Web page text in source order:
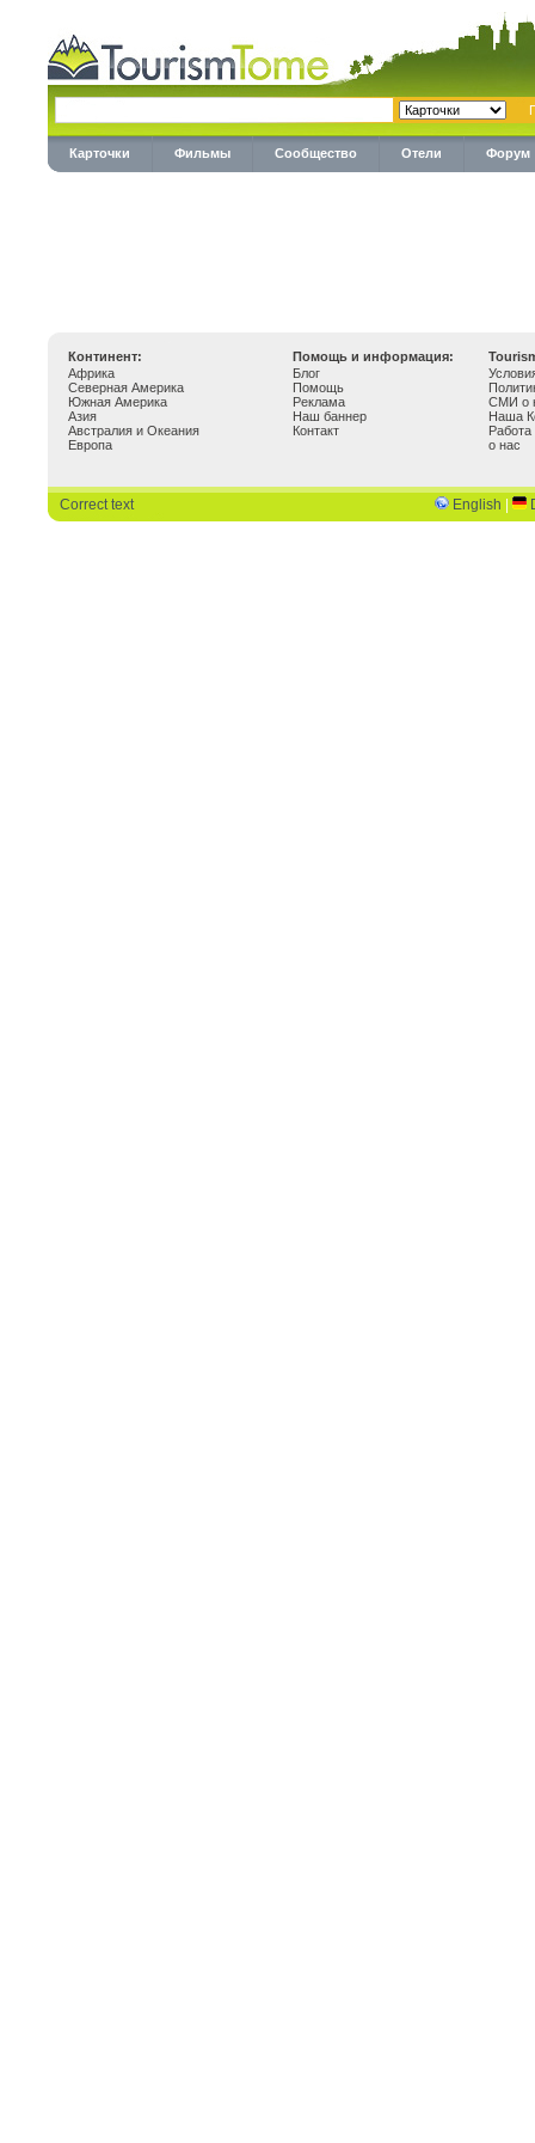
Карточки Фильмы Сообщество Отели Форум
Континент: Помощь и информация:
Африка
Северная Америка
Южная Америка
Азия
Австралия и Океания
Европа
Блог
Помощь
Реклама
Наш баннер
Контакт
СМИ о
Наша
Работа
о нас
Correct text English